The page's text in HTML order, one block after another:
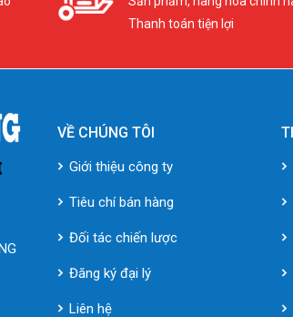
Thanh toán tiện lợi
VỀ CHÚNG TÔI
Giới thiệu công ty
Tiêu chí bán hàng
Đối tác chiến lược
Đăng ký đại lý
Liên hệ